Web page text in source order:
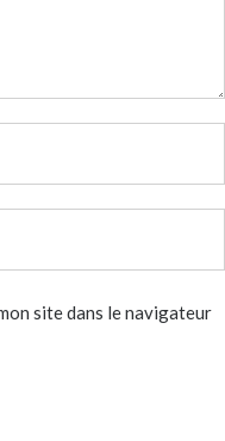
site dans le navigateur